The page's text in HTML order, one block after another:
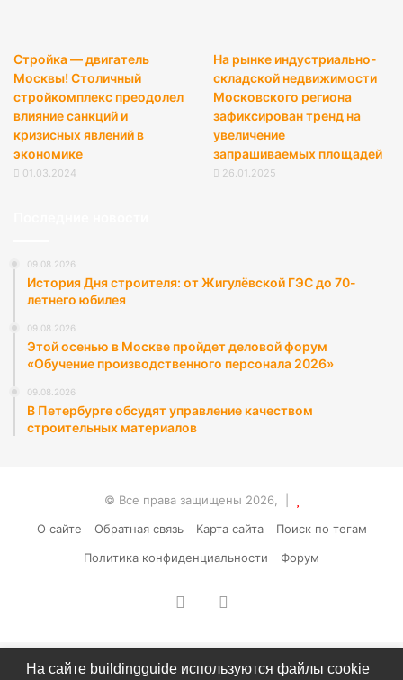
Стройка — двигатель
Москвы! Столичный
стройкомплекс преодолел
влияние санкций и
кризисных явлений в
экономике
01.03.2024
На рынке индустриально-
складской недвижимости
Московского региона
зафиксирован тренд на
увеличение
запрашиваемых площадей
26.01.2025
09.08.2026
История Дня строителя: от Жигулёвской ГЭС до 70-
летнего юбилея
09.08.2026
Этой осенью в Москве пройдет деловой форум
«Обучение производственного персонала 2026»
09.08.2026
В Петербурге обсудят управление качеством
строительных материалов
© Все права защищены 2026, |
О сайте
Обратная связь Карта сайта
Поиск по тегам
Политика конфиденциальности
Форум
vk.com
На сайте buildingguide используются файлы cookie